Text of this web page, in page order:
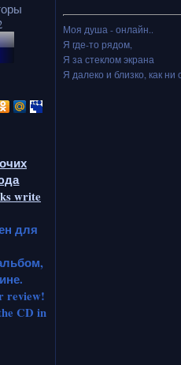
write
для
review!
CD in
Моя душа - онлайн..
Я где-то рядом,
Я за стеклом экрана
Я далеко и близко, как ни